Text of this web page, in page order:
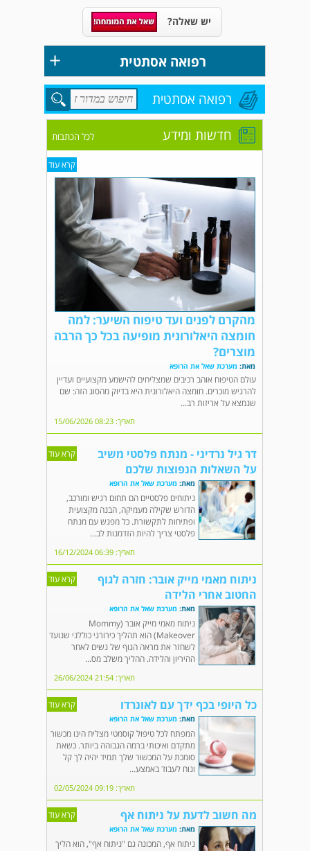
יש שאלה?
רפואה אסתטית +
רפואה אסתטית
חדשות ומידע
לכל הכתבות
קרא עוד
מהקרם לפנים ועד טיפוח השיער: למה
חומצה היאלורונית מופיעה בכל כך הרבה
מוצרים?
מאת:מערכת שאל את הרופא
עולם הטיפוח אוהב רכיבים שמצליחים להישמע מקצועיים ועדיין
להרגיש מוכרים. חומצה היאלורונית היא בדיוק מהסוג הזה: שם
שנמצא על אריזות רב...
תאריך: 08:23 15/06/2026
קרא עוד
דר גיל נרדיני - מנתח פלסטי משיב
על השאלות הנפוצות שלכם
מאת:מערכת שאל את הרופא
ניתוחים פלסטיים הם תחום רגיש ומורכב,
הדורש שקילה מעמיקה, הבנה מקצועית
ופתיחות לתקשורת. כל מפגש עם מנתח
פלסטי צריך להיות הזדמנות לב...
תאריך: 06:39 16/12/2024
קרא עוד
ניתוח מאמי מייק אובר: חזרה לגוף
החטוב אחרי הלידה
מאת:מערכת שאל את הרופא
ניתוח מאמי מייק אובר (Mommy
Makeover) הוא תהליך כירורגי כוללני שנועד
לשחזר את מראה הגוף של נשים לאחר
ההיריון והלידה. ההליך משלב מס...
תאריך: 21:54 26/06/2024
קרא עוד כל היופי בכף ידך עם לאונרדו
מאת:מערכת שאל את הרופא
המפתח לכל טיפול קוסמטי מצליח הינו מכשור
מתקדם ואיכותי ברמה הגבוהה ביותר. כשאת
סומכת על המכשור שלך תמיד יהיה לך קל
ונוח לעבוד באמצע...
תאריך: 09:19 02/05/2024
קרא עוד מה חשוב לדעת על ניתוח אף
מאת:מערכת שאל את הרופא
ניתוח אף, המכונה גם "ניתוח אף", הוא הליך